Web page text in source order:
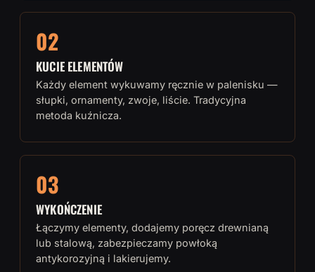
02
KUCIE ELEMENTÓW
Każdy element wykuwamy ręcznie w palenisku —
słupki, ornamenty, zwoje, liście. Tradycyjna
metoda kuźnicza.
03
WYKOŃCZENIE
Łączymy elementy, dodajemy poręcz drewnianą
lub stalową, zabezpieczamy powłoką
antykorozyjną i lakierujemy.